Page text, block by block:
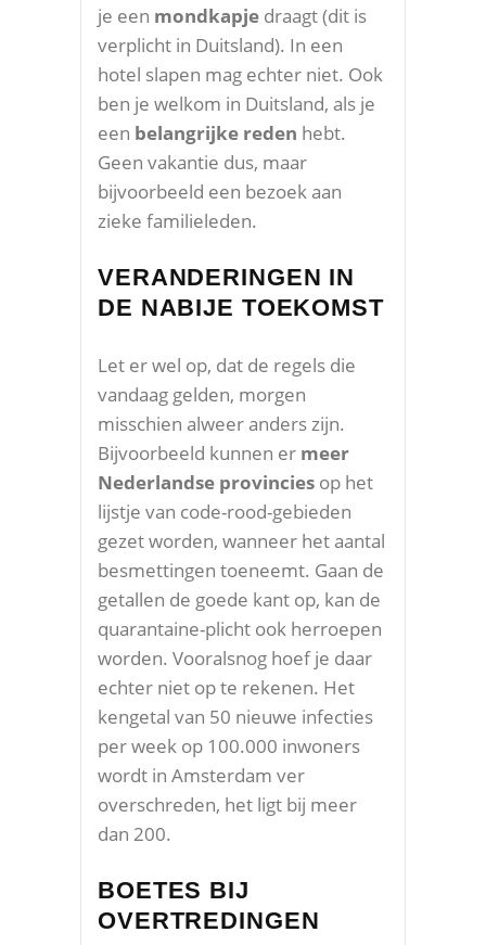
je een mondkapje draagt (dit is
verplicht in Duitsland). In een
hotel slapen mag echter niet. Ook
ben je welkom in Duitsland, als je
een belangrijke reden hebt.
Geen vakantie dus, maar
bijvoorbeeld een bezoek aan
zieke familieleden.
VERANDERINGEN IN
DE NABIJE TOEKOMST
Let er wel op, dat de regels die
vandaag gelden, morgen
misschien alweer anders zijn.
Bijvoorbeeld kunnen er meer
Nederlandse provincies op het
lijstje van code-rood-gebieden
gezet worden, wanneer het aantal
besmettingen toeneemt. Gaan de
getallen de goede kant op, kan de
quarantaine-plicht ook herroepen
worden. Vooralsnog hoef je daar
echter niet op te rekenen. Het
kengetal van 50 nieuwe infecties
per week op 100.000 inwoners
wordt in Amsterdam ver
overschreden, het ligt bij meer
dan 200.
BOETES BIJ
OVERTREDINGEN